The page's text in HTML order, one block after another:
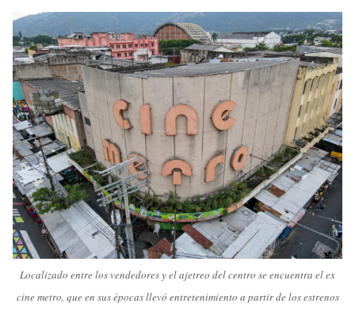
Localizado entre los vendedores y el ajetreo del centro se encuentra el ex
cine metro, que en sus épocas llevó entretenimiento a partir de los estrenos